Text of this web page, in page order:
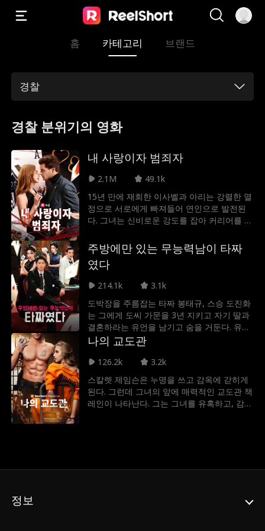
홈 카테고리 브랜드
경찰
경찰 분위기의 영화
내 사랑이자 범죄자
2.1M
49.1k
15년 만에 재회한 이사벨과 아리는 강렬한 열
정으로 서로에게 빠져들어 연인으로 발전된
다. 그녀는 신비로운 강도를 잡아 커리어를 쌓
서 그들의 관계가 점점 뜨거워지는데... 과연
이사벨은 자신이 쫓고 있는 범인이 바로 연인
이라는 사실을 알게 될까?
주방에만 있는 무능력남이 타짜
였다
214.1k
3.1k
도박장을 주름잡는 타짜 봉태규, 스승 도진화
는 그에게 도씨 가문을 3년 지키고 자기 딸과
결혼하라는 유언을 남기고 숨을 거둔다. 유언
대로 신분을 숨긴 채 도씨 가문을 보호하며 도
신에 대한 대가는 도씨 가문의 경멸과 조롱 뿐
이었다. 3년의 약속이 끝나기 사흘 전, 도연서
가 친구의 꾀임에 넘어가 가문에 위기를 자초
하자 봉태규는 탁월한 스킬로 위기를 모면한
다. 그 사건이 지나고 조용히 도씨 가문을 떠
나의 교도관
126.2k
3.2k
스칼렛 제임슨은 누명을 쓰고 감옥에 갇히게
된다. 그런데 그녀의 앞에 매력적인 교도관 잭
레인이 나타난다. 그는 그녀를 유혹하고, 감각
정보